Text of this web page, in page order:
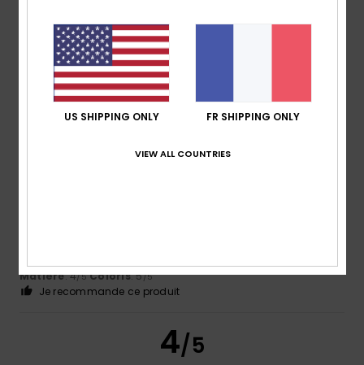
4 mars 2026
Achat vérifié
Ça va...
Afficher original - Português
Confort: 5/5 Rapport qualité / prix
Matière: 5/5 Coloris: 5/5
Je recommande ce produit
5/5
Matière: 4/5 Coloris: 5/5
Je recommande ce produit
4/5
US SHIPPING ONLY FR SHIPPING ONLY
VIEW ALL COUNTRIES